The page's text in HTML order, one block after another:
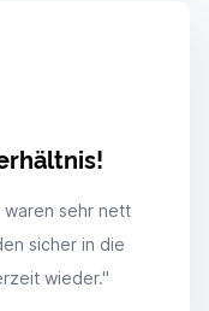
waren sehr nett
sicher in die
wieder."